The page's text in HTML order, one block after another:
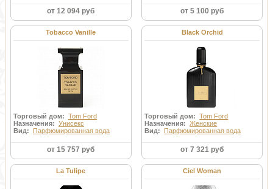
от 12 094 руб от 5 100 руб
Tobacco Vanille
Торговый дом: Tom Ford
Назначения: Унисекс
Вид: Парфюмированная вода
от 15 757 руб
Black Orchid
Торговый дом:Tom Ford
Назначения:Женские
Вид: Парфюмированная вода
от 7 321 руб
La Tulipe Ciel Woman